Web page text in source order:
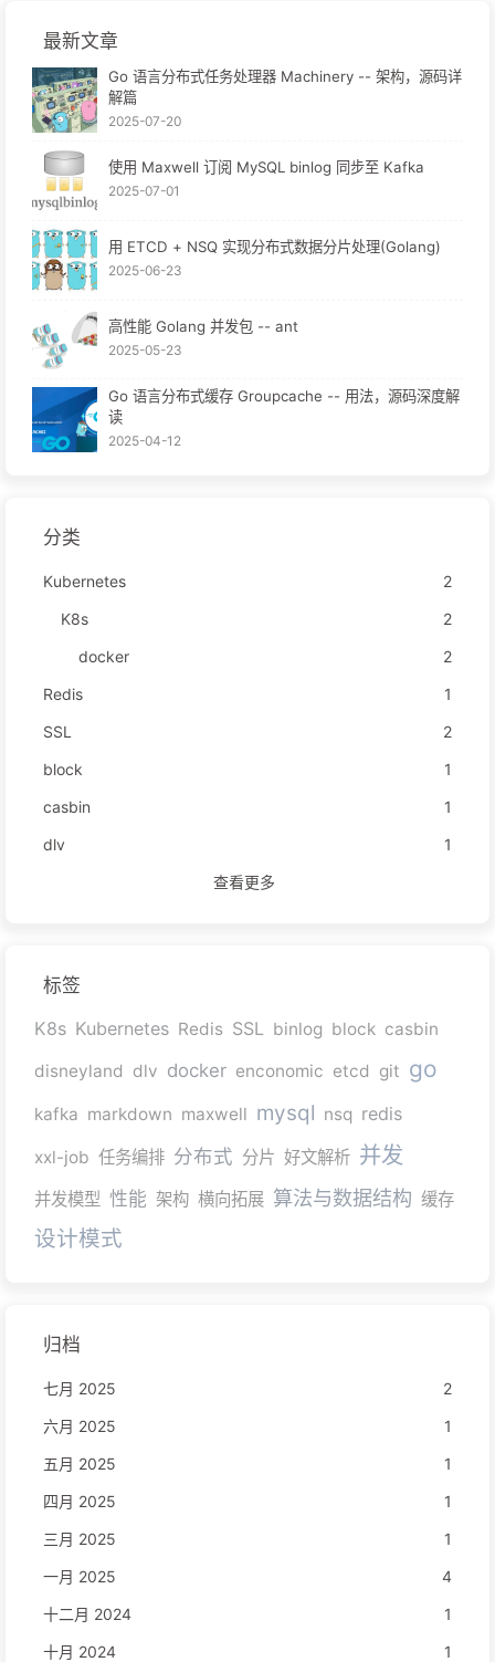
最新文章
Go 语言分布式任务处理器 Machinery -- 架构，源码详
解篇
2025-07-20
使用 Maxwell 订阅 MySQL binlog 同步至 Kafka
2025-07-01
用 ETCD + NSQ 实现分布式数据分片处理(Golang)
2025-06-23
高性能 Golang 并发包 -- ant
2025-05-23
Go 语言分布式缓存 Groupcache -- 用法，源码深度解
读
2025-04-12
分类
Kubernetes
2
K8s
2
docker
2
Redis
1
SSL
2
block
1
casbin
1
dlv
1
查看更多
标签
K8s Kubernetes Redis SSL binlog block casbin
disneyland dlv docker enconomic etcd git go
kafka markdown maxwell mysql nsq redis
xxl-job 任务编排 分布式 分片 好文解析 并发
并发模型 性能 架构 横向拓展 算法与数据结构 缓存
设计模式
归档
七月 2025
2
六月 2025
1
五月 2025
1
四月 2025
1
三月 2025
1
一月 2025
4
十二月 2024
1
十月 2024
1